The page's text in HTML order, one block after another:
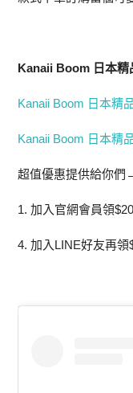
Kanaii Boom 日本精
Kanaii Boom 日本精
Kanaii Boom 日本精
超值優惠提供給你們
1. 加入官網會員領
4. 加入LINE好友再領